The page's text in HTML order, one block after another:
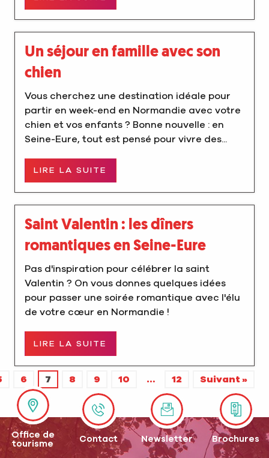
Un séjour en famille avec son
chien
Vous cherchez une destination idéale pour
partir en week-end en Normandie avec votre
chien et vos enfants ? Bonne nouvelle : en
Seine-Eure, tout est pensé pour vivre des...
LIRE LA SUITE
Saint Valentin : les dîners
romantiques en Seine-Eure
Pas d'inspiration pour célébrer la saint
Valentin ? On vous donnes quelques idées
pour passer une soirée romantique avec l'élu
de votre cœur en Normandie !
LIRE LA SUITE
6 7 8 9 10 … 12 Suivant »
Office de
tourisme
Contact Newsletter Brochures